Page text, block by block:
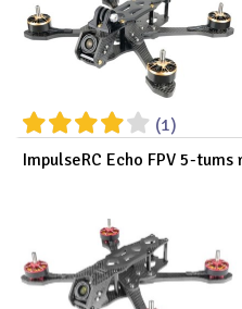
Modelljärnväg
Motor & tillbehör
Outlet
Raketer
Scooter & elfordon
(1)
ImpulseRC Echo FPV 5-tums